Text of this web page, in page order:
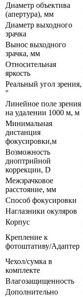
Диаметр объектива
(апертура), мм
Диаметр выходного
зрачка
Вынос выходного
зрачка, мм
Относительная
яркость
Реальный угол зрения,
°
Линейное поле зрения
на удалении 1000 м, м
Минимальная
дистанция
фокусировки,м
Возможность
диоптрийной
коррекции, D
Межзрачковое
расстояние, мм
Способ фокусировки
Наглазники окуляров
Корпус
Крепление к
фотоштативу/Адаптер
Чехол/сумка в
комплекте
Влагозащищенность
Дополнительно